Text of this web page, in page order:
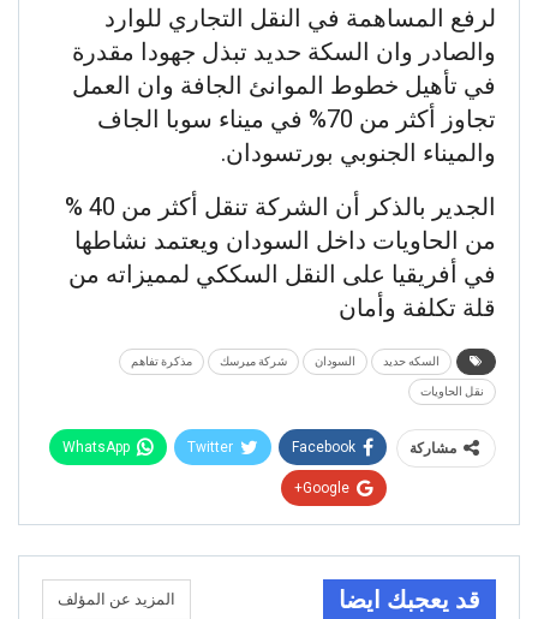
لرفع المساهمة في النقل التجاري للوارد
والصادر وان السكة حديد تبذل جهودا مقدرة
في تأهيل خطوط الموانئ الجافة وان العمل
تجاوز أكثر من 70% في ميناء سوبا الجاف
والميناء الجنوبي بورتسودان.
الجدير بالذكر أن الشركة تنقل أكثر من 40 %
من الحاويات داخل السودان ويعتمد نشاطها
في أفريقيا على النقل السككي لمميزاته من
قلة تكلفة وأمان
السكه حديد السودان شركة ميرسك مذكرة تفاهم
نقل الحاويات
مشاركة Facebook
Twitter
WhatsApp
Google+
قد يعجبك ايضا المزيد عن المؤلف